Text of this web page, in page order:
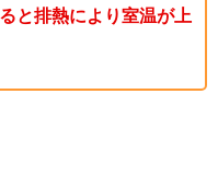
と排熱により室温が上